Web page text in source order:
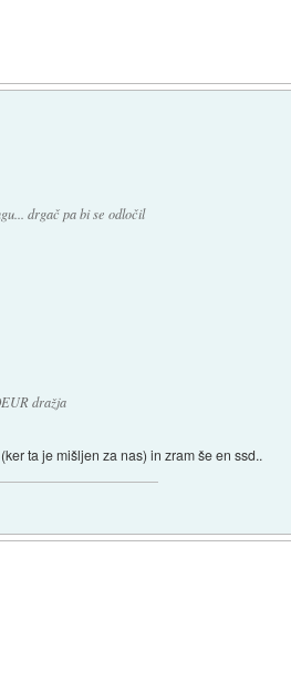
drgač pa bi se odločil
dražja
ta je mišljen za nas) in zram še en ssd..